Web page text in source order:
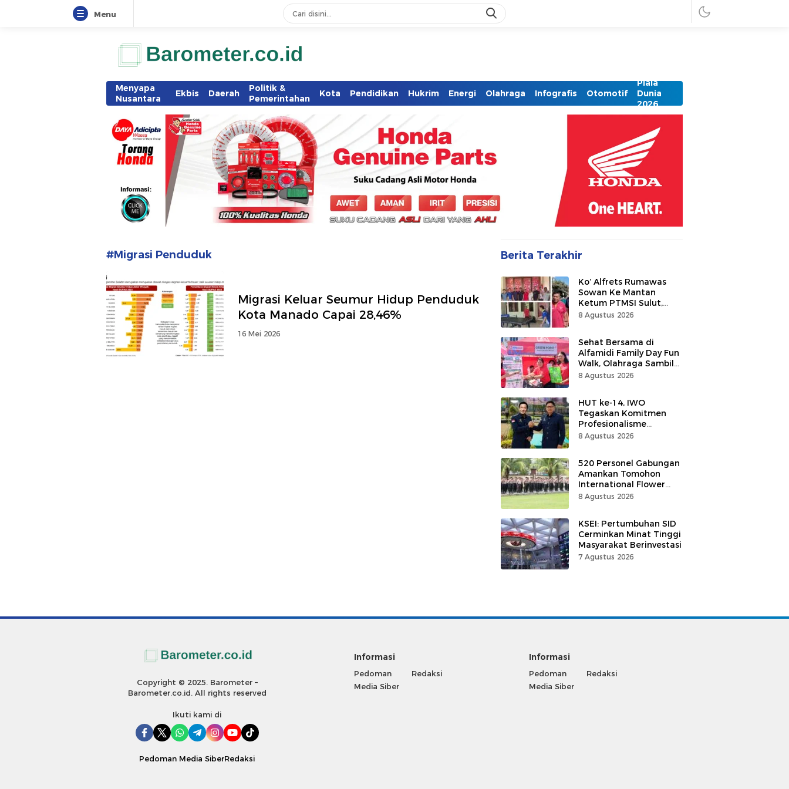
Menu
www.barometer.co.id
Berita Terkini di Sulawesi Utara
Menyapa
Nusantara
Ekbis Daerah
Politik &
Pemerintahan
Kota Pendidikan Hukrim Energi Olahraga Infografis Otomotif
Piala
Dunia
2026
#Migrasi Penduduk
Migrasi Keluar Seumur Hidup Penduduk
Kota Manado Capai 28,46%
16 Mei 2026
Berita Terakhir
Ko’ Alfrets Rumawas
Sowan Ke Mantan
Ketum PTMSI Sulut,
Andrei Angouw
8 Agustus 2026
Sehat Bersama di
Alfamidi Family Day Fun
Walk, Olahraga Sambil
Tukar Sampah Demi
8 Agustus 2026
HUT ke-14, IWO
Tegaskan Komitmen
Profesionalisme
Wartawan Berdampak
8 Agustus 2026
520 Personel Gabungan
Amankan Tomohon
International Flower
Festival
8 Agustus 2026
KSEI: Pertumbuhan SID
Cerminkan Minat Tinggi
Masyarakat Berinvestasi
7 Agustus 2026
Copyright © 2025. Barometer –
Barometer.co.id. All rights reserved
Ikuti kami di
Pedoman Media SiberRedaksi
Informasi
Pedoman
Media Siber
Redaksi
Informasi
Pedoman
Media Siber
Redaksi